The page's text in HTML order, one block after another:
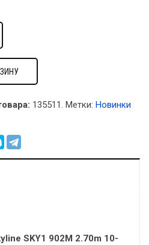
135511. Метки: Новинки
SKY1 902M 2.70m 10-